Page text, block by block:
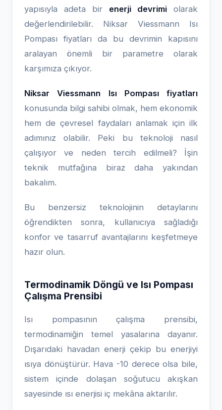
yapısıyla adeta bir enerji devrimi olarak
değerlendirilebilir. Niksar Viessmann Isı
Pompası fiyatları da bu devrimin kapısını
aralayan önemli bir parametre olarak
karşımıza çıkıyor.
Niksar Viessmann Isı Pompası fiyatları
konusunda bilgi sahibi olmak, hem ekonomik
hem de çevresel faydaları anlamak için ilk
adımınız olabilir. Peki bu teknoloji nasıl
çalışıyor ve neden tercih edilmeli? İşin
teknik mutfağına biraz daha yakından
bakalım.
Bu benzersiz teknolojinin detaylarını
öğrendikten sonra, kullanıcıya sağladığı
konfor ve tasarruf avantajlarını keşfetmeye
hazır olun.
Termodinamik Döngü ve Isı Pompası
Çalışma Prensibi
Isı pompasının çalışma prensibi,
termodinamiğin temel yasalarına dayanır.
Dışarıdaki havadan enerji çekip bu enerjiyi
ısıya dönüştürür. Hava -10 derece olsa bile,
sistem içinde dolaşan soğutucu akışkan
sayesinde ısı enerjisi iç mekâna aktarılır.